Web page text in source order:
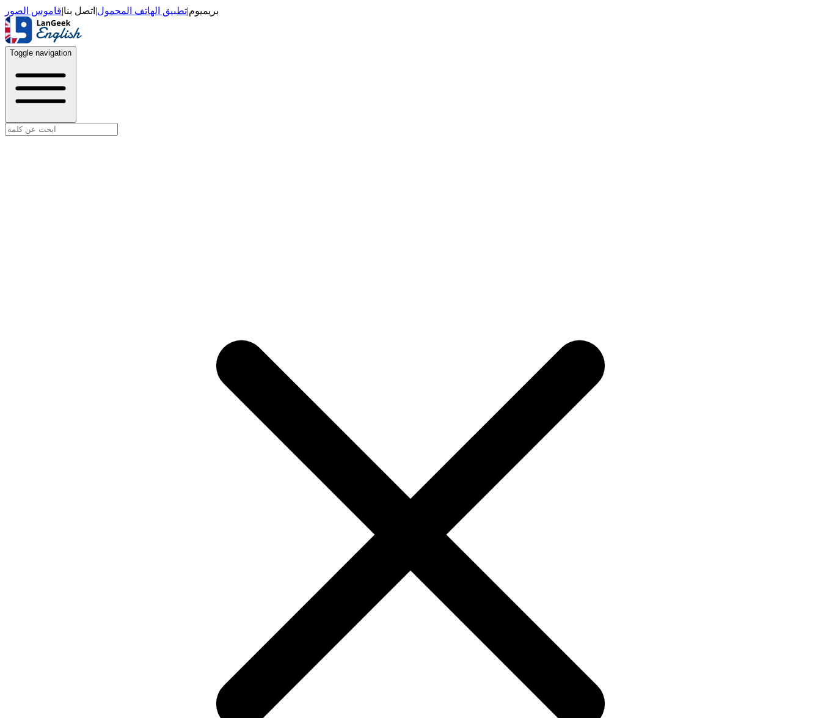
بريميوم|تطبيق الهاتف المحمول| اتصل بنا|قاموس الصور
Toggle navigation